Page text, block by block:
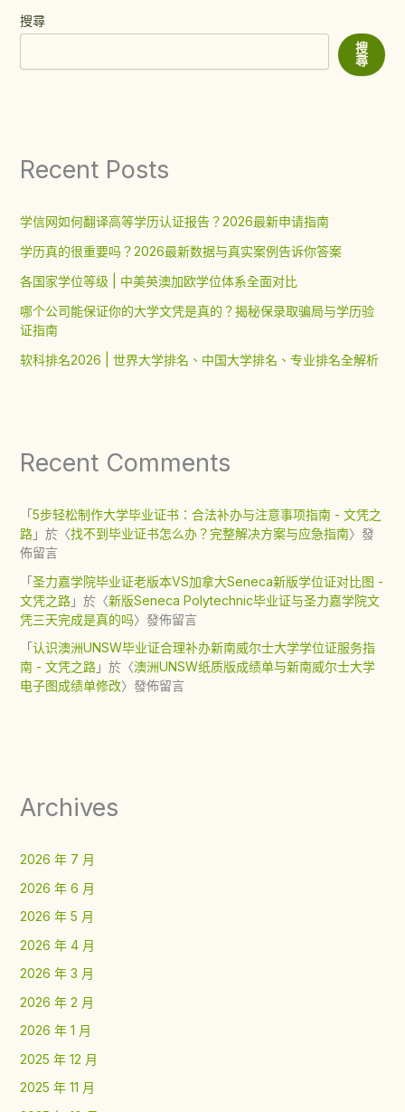
搜尋
搜
尋
Recent Posts
学信网如何翻译高等学历认证报告？2026最新申请指南
学历真的很重要吗？2026最新数据与真实案例告诉你答案
各国家学位等级 | 中美英澳加欧学位体系全面对比
哪个公司能保证你的大学文凭是真的？揭秘保录取骗局与学历验
证指南
软科排名2026 | 世界大学排名、中国大学排名、专业排名全解析
Recent Comments
「5步轻松制作大学毕业证书：合法补办与注意事项指南 - 文凭之
路」於〈找不到毕业证书怎么办？完整解决方案与应急指南〉發
佈留言
「圣力嘉学院毕业证老版本VS加拿大Seneca新版学位证对比图 -
文凭之路」於〈新版Seneca Polytechnic毕业证与圣力嘉学院文
凭三天完成是真的吗〉發佈留言
「认识澳洲UNSW毕业证合理补办新南威尔士大学学位证服务指
南 - 文凭之路」於〈澳洲UNSW纸质版成绩单与新南威尔士大学
电子图成绩单修改〉發佈留言
Archives
2026 年 7 月
2026 年 6 月
2026 年 5 月
2026 年 4 月
2026 年 3 月
2026 年 2 月
2026 年 1 月
2025 年 12 月
2025 年 11 月